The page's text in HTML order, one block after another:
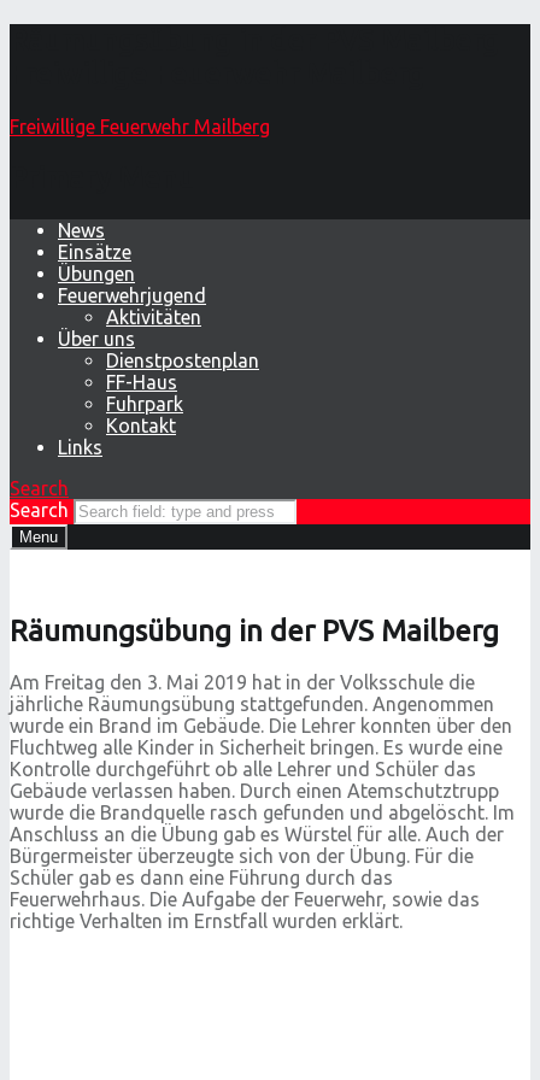
Freiwillige Feuerwehr Mailberg
News
Einsätze
Übungen
Feuerwehrjugend
Aktivitäten
Über uns
Dienstpostenplan
FF-Haus
Fuhrpark
Kontakt
Links
Search
Search
Menu
Räumungsübung in der PVS Mailberg
Am Freitag den 3. Mai 2019 hat in der Volksschule die
jährliche Räumungsübung stattgefunden. Angenommen
wurde ein Brand im Gebäude. Die Lehrer konnten über den
Fluchtweg alle Kinder in Sicherheit bringen. Es wurde eine
Kontrolle durchgeführt ob alle Lehrer und Schüler das
Gebäude verlassen haben. Durch einen Atemschutztrupp
wurde die Brandquelle rasch gefunden und abgelöscht. Im
Anschluss an die Übung gab es Würstel für alle. Auch der
Bürgermeister überzeugte sich von der Übung. Für die
Schüler gab es dann eine Führung durch das
Feuerwehrhaus. Die Aufgabe der Feuerwehr, sowie das
richtige Verhalten im Ernstfall wurden erklärt.